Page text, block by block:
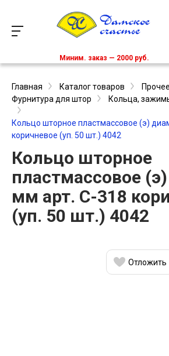
Миним. заказ — 2000 руб.
Главная Каталог товаров
Прочее
Фурнитура для штор
Кольца,
Кольцо шторное пластмассовое (э)
коричневое (уп. 50 шт.) 4042
Кольцо шторное
пластмассовое
мм арт. С-318
(уп. 50 шт.) 4042
Отложить